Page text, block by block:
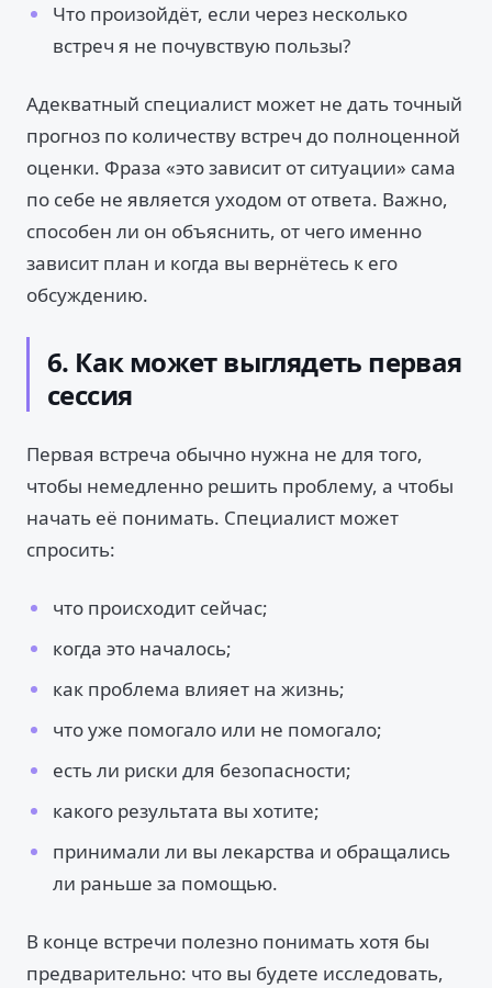
Что произойдёт, если через несколько
встреч я не почувствую пользы?
Адекватный специалист может не дать точный
прогноз по количеству встреч до полноценной
оценки. Фраза «это зависит от ситуации» сама
по себе не является уходом от ответа. Важно,
способен ли он объяснить, от чего именно
зависит план и когда вы вернётесь к его
обсуждению.
6. Как может выглядеть первая
сессия
Первая встреча обычно нужна не для того,
чтобы немедленно решить проблему, а чтобы
начать её понимать. Специалист может
спросить:
что происходит сейчас;
когда это началось;
как проблема влияет на жизнь;
что уже помогало или не помогало;
есть ли риски для безопасности;
какого результата вы хотите;
принимали ли вы лекарства и обращались
ли раньше за помощью.
В конце встречи полезно понимать хотя бы
предварительно: что вы будете исследовать,